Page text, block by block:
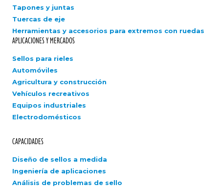
Tapones y juntas
Tuercas de eje
Herramientas y accesorios para extremos con ruedas
APLICACIONES Y MERCADOS
Sellos para rieles
Automóviles
Agricultura y construcción
Vehículos recreativos
Equipos industriales
Electrodomésticos
CAPACIDADES
Diseño de sellos a medida
Ingeniería de aplicaciones
Análisis de problemas de sello